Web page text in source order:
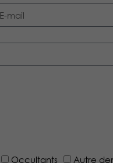
Occultants Autre